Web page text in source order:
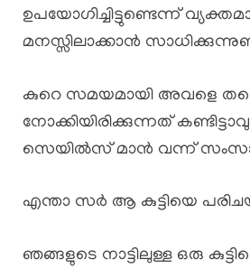
ഉപയോഗിച്ചിട്ടുണ്ടെന്ന്
മനസ്സിലാക്കാൻ
കുറെ സമയമായി അവളെ
നോക്കിയിരിക്കുന്നത്
സെയിൽസ് മാൻ വന്ന്
എന്താ സർ ആ കുട്ടിയെ
ഞങ്ങളുടെ നാട്ടിലുള്ള ഒരു